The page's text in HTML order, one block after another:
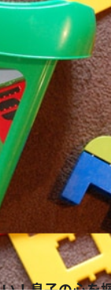
！息子の心を